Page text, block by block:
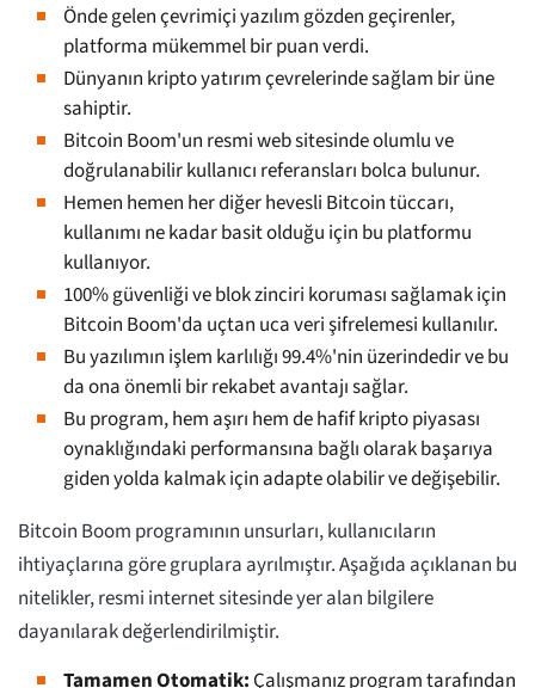
Önde gelen çevrimiçi yazılım gözden geçirenler,
platforma mükemmel bir puan verdi.
Dünyanın kripto yatırım çevrelerinde sağlam bir üne
sahiptir.
Bitcoin Boom'un resmi web sitesinde olumlu ve
doğrulanabilir kullanıcı referansları bolca bulunur.
Hemen hemen her diğer hevesli Bitcoin tüccarı,
kullanımı ne kadar basit olduğu için bu platformu
kullanıyor.
100% güvenliği ve blok zinciri koruması sağlamak için
Bitcoin Boom'da uçtan uca veri şifrelemesi kullanılır.
Bu yazılımın işlem karlılığı 99.4%'nin üzerindedir ve bu
da ona önemli bir rekabet avantajı sağlar.
Bu program, hem aşırı hem de hafif kripto piyasası
oynaklığındaki performansına bağlı olarak başarıya
giden yolda kalmak için adapte olabilir ve değişebilir.
Bitcoin Boom programının unsurları, kullanıcıların
ihtiyaçlarına göre gruplara ayrılmıştır. Aşağıda açıklanan bu
nitelikler, resmi internet sitesinde yer alan bilgilere
dayanılarak değerlendirilmiştir.
Tamamen Otomatik:Çalışmanız program tarafından